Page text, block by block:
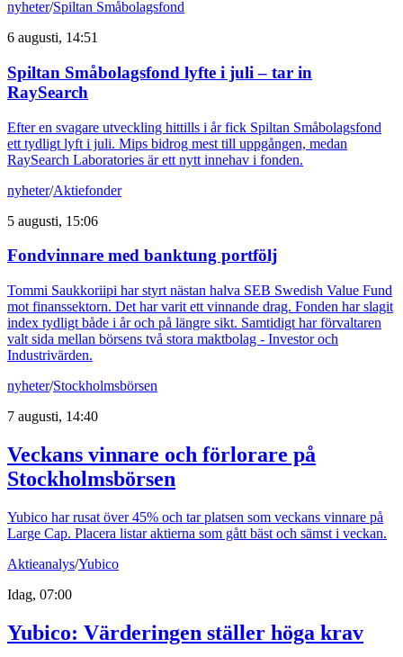
nyheter/Spiltan Småbolagsfond
6 augusti, 14:51
Spiltan Småbolagsfond lyfte i juli – tar in
RaySearch
Efter en svagare utveckling hittills i år fick Spiltan Småbolagsfond
ett tydligt lyft i juli. Mips bidrog mest till uppgången, medan
RaySearch Laboratories är ett nytt innehav i fonden.
nyheter/Aktiefonder
5 augusti, 15:06
Fondvinnare med banktung portfölj
Tommi Saukkoriipi har styrt nästan halva SEB Swedish Value Fund
mot finanssektorn. Det har varit ett vinnande drag. Fonden har slagit
index tydligt både i år och på längre sikt. Samtidigt har förvaltaren
valt sida mellan börsens två stora maktbolag - Investor och
Industrivärden.
nyheter/Stockholmsbörsen
7 augusti, 14:40
Veckans vinnare och förlorare på
Stockholmsbörsen
Yubico har rusat över 45% och tar platsen som veckans vinnare på
Large Cap. Placera listar aktierna som gått bäst och sämst i veckan.
Aktieanalys/Yubico
Idag, 07:00
Yubico: Värderingen ställer höga krav